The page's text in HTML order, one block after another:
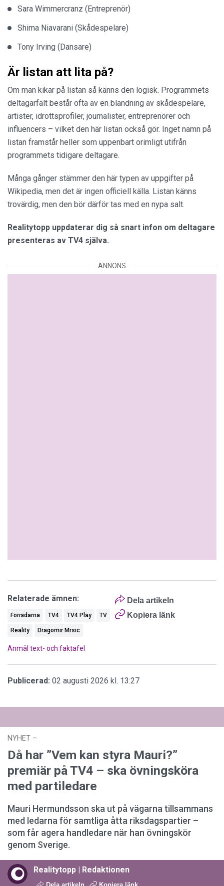
Sara Wimmercranz (Entreprenör)
Shima Niavarani (Skådespelare)
Tony Irving (Dansare)
Är listan att lita på?
Om man kikar på listan så känns den logisk. Programmets
deltagarfält består ofta av en blandning av skådespelare,
artister, idrottsprofiler, journalister, entreprenörer och
influencers – vilket den här listan också gör. Inget namn på
listan framstår heller som uppenbart orimligt utifrån
programmets tidigare deltagare.
Många gånger stämmer den här typen av uppgifter på
Wikipedia, men det är ingen officiell källa. Listan känns
trovärdig, men den bör därför tas med en nypa salt.
Realitytopp uppdaterar dig så snart infon om deltagare
presenteras av TV4 själva.
ANNONS
Dela artikeln
Kopiera länk
Relaterade ämnen:
Förrädarna TV4 TV4 Play TV
Reality Dragomir Mrsic
Anmäl text- och faktafel
Publicerad: 02 augusti 2026 kl. 13:27
NYHET –
Då har ”Vem kan styra Mauri?”
premiär på TV4 – ska övningsköra
med partiledare
Mauri Hermundsson ska ut på vägarna tillsammans
med ledarna för samtliga åtta riksdagspartier –
som får agera handledare när han övningskör
genom Sverige.
Realitytopp | Redaktionen